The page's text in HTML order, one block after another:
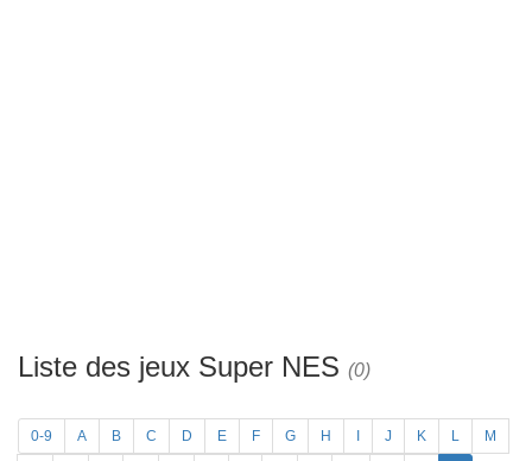
Liste des jeux Super NES (0)
0-9 A B C D E F G H J K L M